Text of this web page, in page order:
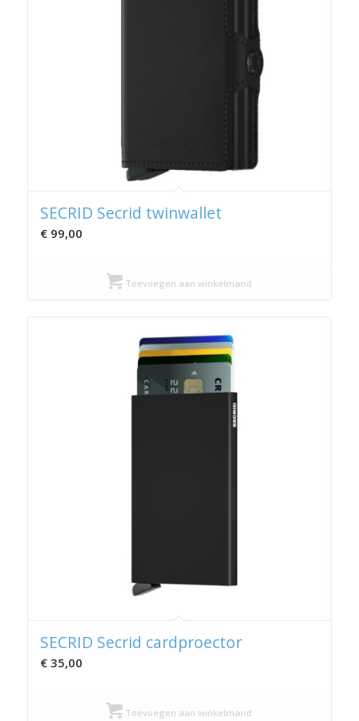
SECRID Secrid twinwallet
€99,00
Toevoegen aan winkelmand
SECRID Secrid cardproector
€35,00
Toevoegen aan winkelmand